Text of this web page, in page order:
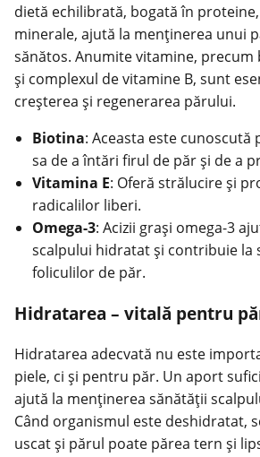
dietă echilibrată, bogată în
minerale, ajută la menținerea unui
sănătos. Anumite vitamine, precum
și complexul de vitamine B, sunt
creșterea și regenerarea părului.
Biotina: Aceasta este cunoscută
sa de a întări firul de păr și de a
Vitamina E: Oferă strălucire și
radicalilor liberi.
Omega-3: Acizii grași omega-3
scalpului hidratat și contribuie la
foliculilor de păr.
Hidratarea – vitală pentru
Hidratarea adecvată nu este
piele, ci și pentru păr. Un aport
ajută la menținerea sănătății
Când organismul este deshidratat,
uscat și părul poate părea tern și